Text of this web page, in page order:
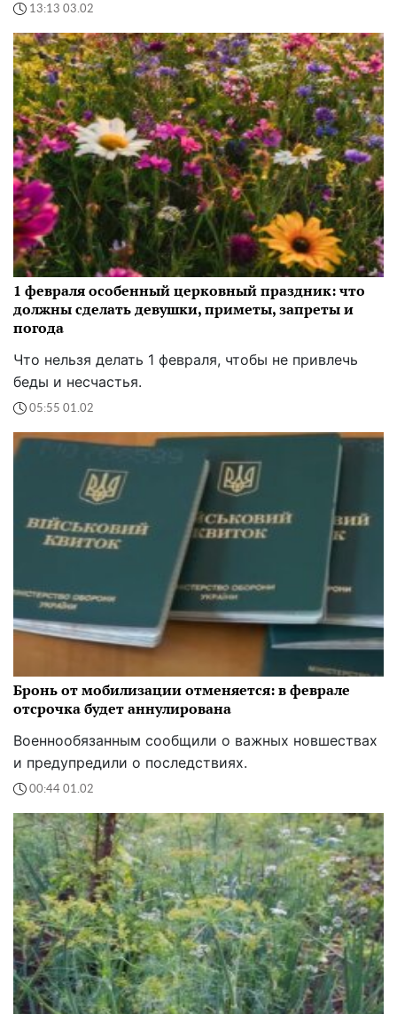
13:13 03.02
1 февраля особенный церковный праздник: что
должны сделать девушки, приметы, запреты и
погода
Что нельзя делать 1 февраля, чтобы не привлечь
беды и несчастья.
05:55 01.02
Бронь от мобилизации отменяется: в феврале
отсрочка будет аннулирована
Военнообязанным сообщили о важных новшествах
и предупредили о последствиях.
00:44 01.02